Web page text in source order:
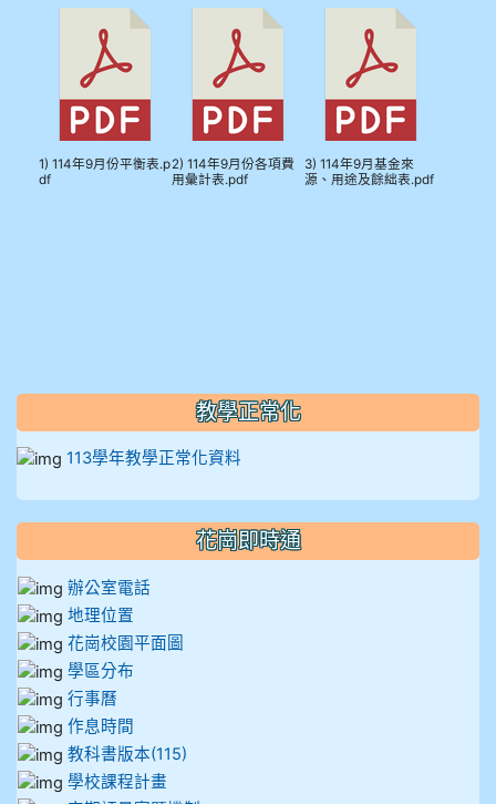
907張晏寧
908彭主豪
909林柏翰
909林玉楓
910溫婕伶
911王祉傑
911張 婷
912彭子宸
914王苡澄
1) 114年9月份平衡表.p
df
2) 114年9月份各項費
用彙計表.pdf
3) 114年9月基金來
源、用途及餘絀表.pdf
教學正常化
113學年教學正常化資料
花崗即時通
辦公室電話
地理位置
花崗校園平面圖
學區分布
行事曆
作息時間
教科書版本(115)
學校課程計畫